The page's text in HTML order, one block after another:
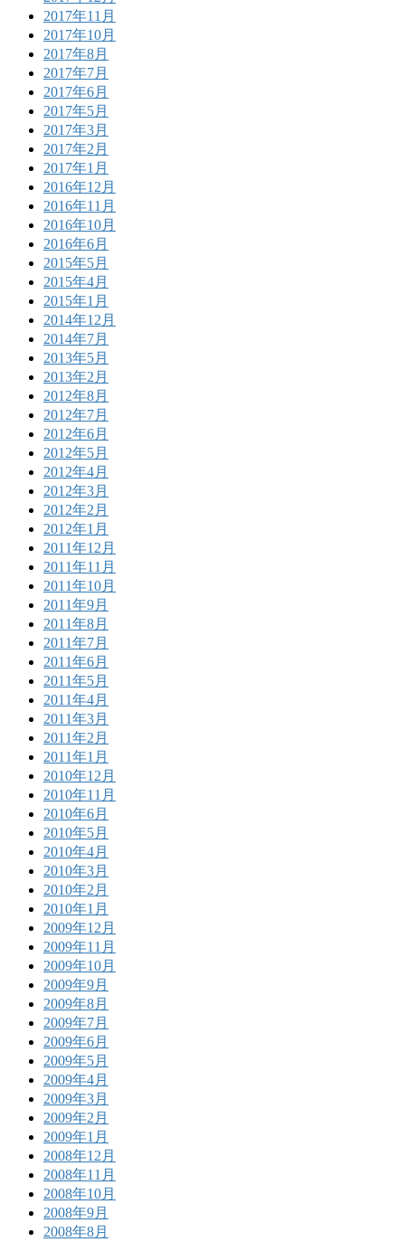
2017年11月
2017年10月
2017年8月
2017年7月
2017年6月
2017年5月
2017年3月
2017年2月
2017年1月
2016年12月
2016年11月
2016年10月
2016年6月
2015年5月
2015年4月
2015年1月
2014年12月
2014年7月
2013年5月
2013年2月
2012年8月
2012年7月
2012年6月
2012年5月
2012年4月
2012年3月
2012年2月
2012年1月
2011年12月
2011年11月
2011年10月
2011年9月
2011年8月
2011年7月
2011年6月
2011年5月
2011年4月
2011年3月
2011年2月
2011年1月
2010年12月
2010年11月
2010年6月
2010年5月
2010年4月
2010年3月
2010年2月
2010年1月
2009年12月
2009年11月
2009年10月
2009年9月
2009年8月
2009年7月
2009年6月
2009年5月
2009年4月
2009年3月
2009年2月
2009年1月
2008年12月
2008年11月
2008年10月
2008年9月
2008年8月